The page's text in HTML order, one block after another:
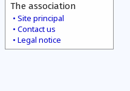
The association
Site principal
Contact us
Legal notice